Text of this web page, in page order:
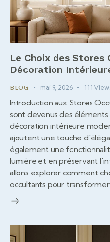
Le Choix des
Décoration
BLOG mai 9, 2026 111
Introduction aux Stores
sont devenus des éléments
décoration intérieure
ajoutent une touche
également une
lumière et en préservant
allons explorer comment
occultants pour